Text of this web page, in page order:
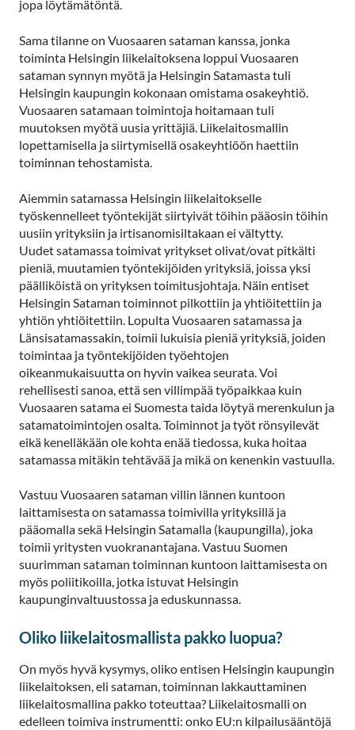
jopa löytämätöntä.
Sama tilanne on Vuosaaren sataman kanssa, jonka
toiminta Helsingin liikelaitoksena loppui Vuosaaren
sataman synnyn myötä ja Helsingin Satamasta tuli
Helsingin kaupungin kokonaan omistama osakeyhtiö.
Vuosaaren satamaan toimintoja hoitamaan tuli
muutoksen myötä uusia yrittäjiä. Liikelaitosmallin
lopettamisella ja siirtymisellä osakeyhtiöön haettiin
toiminnan tehostamista.
Aiemmin satamassa Helsingin liikelaitokselle
työskennelleet työntekijät siirtyivät töihin pääosin töihin
uusiin yrityksiin ja irtisanomisiltakaan ei vältytty.
Uudet satamassa toimivat yritykset olivat/ovat pitkälti
pieniä, muutamien työntekijöiden yrityksiä, joissa yksi
päälliköistä on yrityksen toimitusjohtaja. Näin entiset
Helsingin Sataman toiminnot pilkottiin ja yhtiöitettiin ja
yhtiön yhtiöitettiin. Lopulta Vuosaaren satamassa ja
Länsisatamassakin, toimii lukuisia pieniä yrityksiä, joiden
toimintaa ja työntekijöiden työehtojen
oikeanmukaisuutta on hyvin vaikea seurata. Voi
rehellisesti sanoa, että sen villimpää työpaikkaa kuin
Vuosaaren satama ei Suomesta taida löytyä merenkulun ja
satamatoimintojen osalta. Toiminnot ja työt rönsyilevät
eikä kenelläkään ole kohta enää tiedossa, kuka hoitaa
satamassa mitäkin tehtävää ja mikä on kenenkin vastuulla.
Vastuu Vuosaaren sataman villin lännen kuntoon
laittamisesta on satamassa toimivilla yrityksillä ja
pääomalla sekä Helsingin Satamalla (kaupungilla), joka
toimii yritysten vuokranantajana. Vastuu Suomen
suurimman sataman toiminnan kuntoon laittamisesta on
myös poliitikoilla, jotka istuvat Helsingin
kaupunginvaltuustossa ja eduskunnassa.
Oliko liikelaitosmallista pakko luopua?
On myös hyvä kysymys, oliko entisen Helsingin kaupungin
liikelaitoksen, eli sataman, toiminnan lakkauttaminen
liikelaitosmallina pakko toteuttaa? Liikelaitosmalli on
edelleen toimiva instrumentti: onko EU:n kilpailusääntöjä